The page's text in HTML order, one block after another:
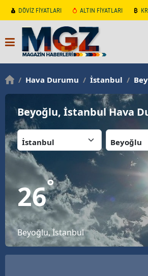
DÖVİZ FİYATLARI ALTIN FİYATLARI
/ Hava Durumu / İstanbul /
Beyoğlu, İstanbul Hava
26°
Beyoğlu, İstanbul